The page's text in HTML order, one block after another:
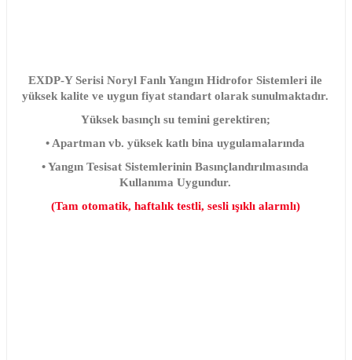
EXDP-Y Serisi Noryl Fanlı Yangın Hidrofor Sistemleri ile
yüksek kalite ve uygun fiyat standart olarak sunulmaktadır.
Yüksek basınçlı su temini gerektiren;
• Apartman vb. yüksek katlı bina uygulamalarında
• Yangın Tesisat Sistemlerinin Basınçlandırılmasında
Kullanıma Uygundur.
(Tam otomatik, haftalık testli, sesli ışıklı alarmlı)